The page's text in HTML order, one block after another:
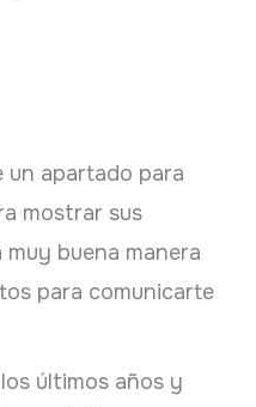
apartado para
mostrar sus
muy buena manera
para comunicarte
últimos años y